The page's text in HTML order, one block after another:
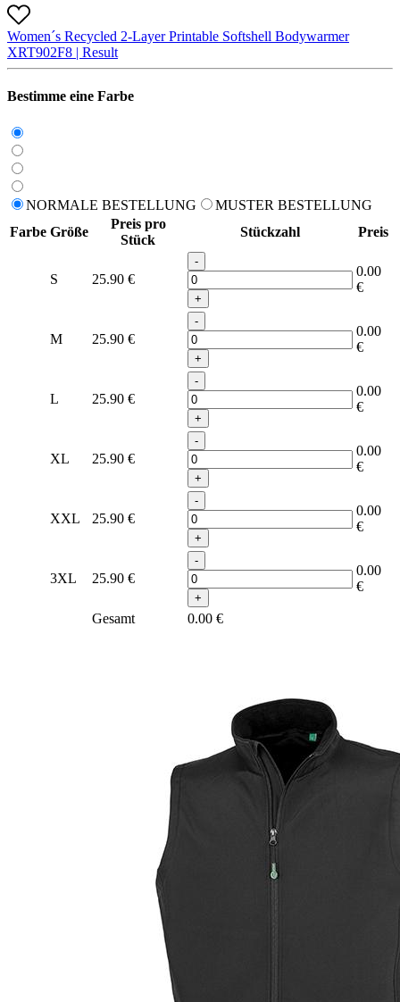
Women´s Recycled 2-Layer Printable Softshell Bodywarmer
XRT902F8 | Result
Bestimme eine Farbe
NORMALE BESTELLUNG
MUSTER BESTELLUNG
Farbe Größe
Preis pro
Stück
Stückzahl Preis
S 25.90 €
-
+
0.00
€
M 25.90 €
-
+
0.00
€
L 25.90 €
-
+
0.00
€
XL 25.90 €
-
+
0.00
€
XXL 25.90 €
-
+
0.00
€
3XL 25.90 €
-
+
0.00
€
Gesamt 0.00 €